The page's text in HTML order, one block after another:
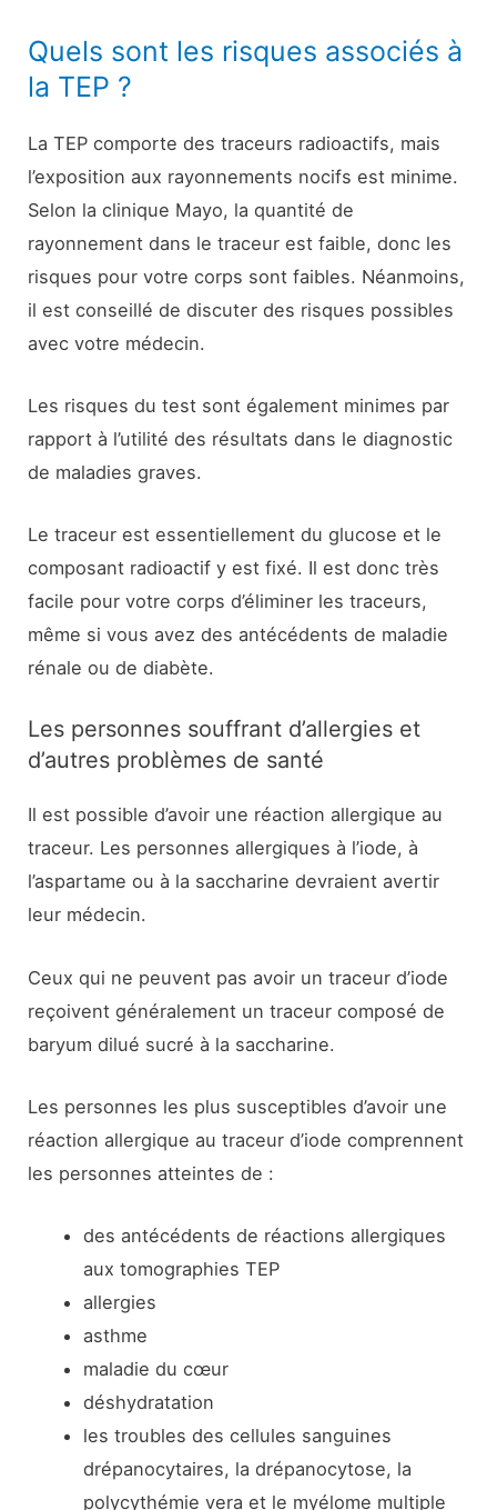
Quels sont les risques associés à
la TEP ?
La TEP comporte des traceurs radioactifs, mais
l’exposition aux rayonnements nocifs est minime.
Selon la clinique Mayo, la quantité de
rayonnement dans le traceur est faible, donc les
risques pour votre corps sont faibles. Néanmoins,
il est conseillé de discuter des risques possibles
avec votre médecin.
Les risques du test sont également minimes par
rapport à l’utilité des résultats dans le diagnostic
de maladies graves.
Le traceur est essentiellement du glucose et le
composant radioactif y est fixé. Il est donc très
facile pour votre corps d’éliminer les traceurs,
même si vous avez des antécédents de maladie
rénale ou de diabète.
Les personnes souffrant d’allergies et
d’autres problèmes de santé
Il est possible d’avoir une réaction allergique au
traceur. Les personnes allergiques à l’iode, à
l’aspartame ou à la saccharine devraient avertir
leur médecin.
Ceux qui ne peuvent pas avoir un traceur d’iode
reçoivent généralement un traceur composé de
baryum dilué sucré à la saccharine.
Les personnes les plus susceptibles d’avoir une
réaction allergique au traceur d’iode comprennent
les personnes atteintes de :
des antécédents de réactions allergiques
aux tomographies TEP
allergies
asthme
maladie du cœur
déshydratation
les troubles des cellules sanguines
drépanocytaires, la drépanocytose, la
polycythémie vera et le myélome multiple